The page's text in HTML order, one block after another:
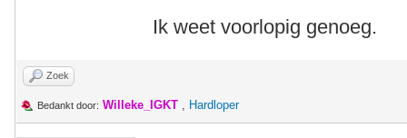
Ik weet voorlopig genoeg.
Zoek
Bedankt door: Willeke_IGKT , Hardloper